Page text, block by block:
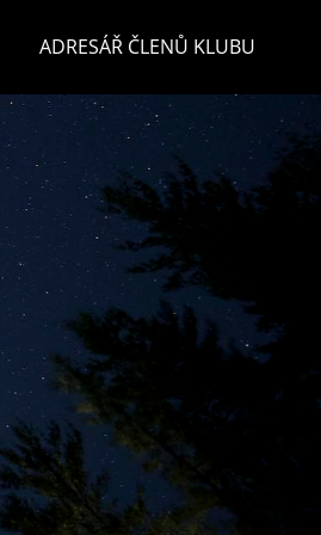
ADRESÁŘ ČLENŮ KLUBU